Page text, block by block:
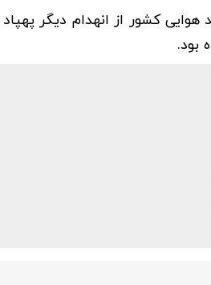
هوایی کشور از انهدام دیگر
بود.